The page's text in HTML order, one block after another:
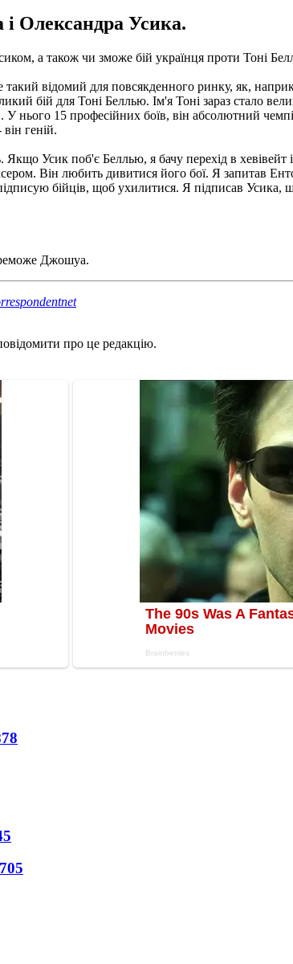
Олександра Усика.
а також чи зможе бій українця проти Тоні
відомий для повсякденного ринку, як,
бій для Тоні Беллью. Ім'я Тоні зараз стало
15 професійних боїв, він абсолютний
геній.
Усик поб'є Беллью, я бачу перехід в хевівейт
Він любить дивитися його бої. Я запитав
бійців, щоб ухилитися. Я підписав
Джошуа.
про це редакцію.
705